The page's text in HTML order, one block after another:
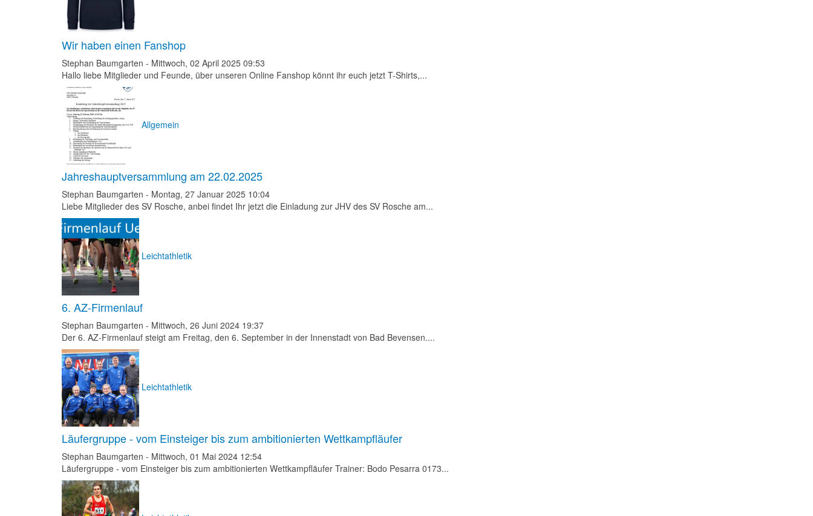
Wir haben einen Fanshop
Stephan Baumgarten - Mittwoch, 02 April 2025 09:53
Hallo liebe Mitglieder und Feunde, über unseren Online Fanshop könnt ihr euch jetzt T-Shirts,...
Allgemein
Jahreshauptversammlung am 22.02.2025
Stephan Baumgarten - Montag, 27 Januar 2025 10:04
Liebe Mitglieder des SV Rosche, anbei findet Ihr jetzt die Einladung zur JHV des SV Rosche am...
Leichtathletik
6. AZ-Firmenlauf
Stephan Baumgarten - Mittwoch, 26 Juni 2024 19:37
Der 6. AZ-Firmenlauf steigt am Freitag, den 6. September in der Innenstadt von Bad Bevensen....
Leichtathletik
Läufergruppe - vom Einsteiger bis zum ambitionierten Wettkampfläufer
Stephan Baumgarten - Mittwoch, 01 Mai 2024 12:54
Läufergruppe - vom Einsteiger bis zum ambitionierten Wettkampfläufer Trainer: Bodo Pesarra 0173...